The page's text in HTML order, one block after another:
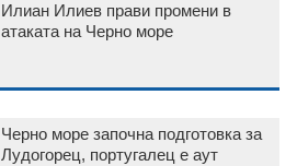
Илиан Илиев прави промени в
атаката на Черно море
Черно море започна подготовка за
Лудогорец, португалец е аут